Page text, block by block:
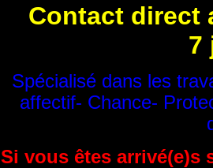
Contact direct
7
Spécialisé dans les
affectif- Chance-
Si vous êtes arrivé(e)s